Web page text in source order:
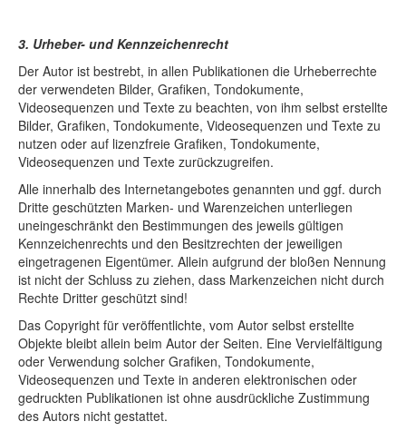
3. Urheber- und Kennzeichenrecht
Der Autor ist bestrebt, in allen Publikationen die Urheberrechte
der verwendeten Bilder, Grafiken, Tondokumente,
Videosequenzen und Texte zu beachten, von ihm selbst erstellte
Bilder, Grafiken, Tondokumente, Videosequenzen und Texte zu
nutzen oder auf lizenzfreie Grafiken, Tondokumente,
Videosequenzen und Texte zurückzugreifen.
Alle innerhalb des Internetangebotes genannten und ggf. durch
Dritte geschützten Marken- und Warenzeichen unterliegen
uneingeschränkt den Bestimmungen des jeweils gültigen
Kennzeichenrechts und den Besitzrechten der jeweiligen
eingetragenen Eigentümer. Allein aufgrund der bloßen Nennung
ist nicht der Schluss zu ziehen, dass Markenzeichen nicht durch
Rechte Dritter geschützt sind!
Das Copyright für veröffentlichte, vom Autor selbst erstellte
Objekte bleibt allein beim Autor der Seiten. Eine Vervielfältigung
oder Verwendung solcher Grafiken, Tondokumente,
Videosequenzen und Texte in anderen elektronischen oder
gedruckten Publikationen ist ohne ausdrückliche Zustimmung
des Autors nicht gestattet.